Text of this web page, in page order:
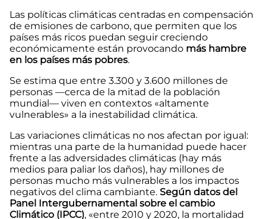
Las políticas climáticas centradas en compensación
de emisiones de carbono, que permiten que los
países más ricos puedan seguir creciendo
económicamente están provocando más hambre
en los países más pobres.
Se estima que entre 3.300 y 3.600 millones de
personas —cerca de la mitad de la población
mundial— viven en contextos «altamente
vulnerables» a la inestabilidad climática.
Las variaciones climáticas no nos afectan por igual:
mientras una parte de la humanidad puede hacer
frente a las adversidades climáticas (hay más
medios para paliar los daños), hay millones de
personas mucho más vulnerables a los impactos
negativos del clima cambiante. Según datos del
Panel Intergubernamental sobre el cambio
Climático (IPCC), «entre 2010 y 2020, la mortalidad